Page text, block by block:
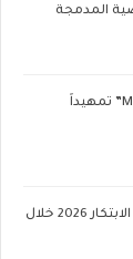
المدمجة
كليل يفتح صفحة فنية جديدة بـ“Montana” تمهيداً
فيليب موريس إنترناشيونال" تتوج بجائزة الابتكار 2026 خلال